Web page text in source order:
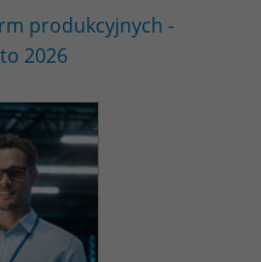
produkcyjnych -
2026